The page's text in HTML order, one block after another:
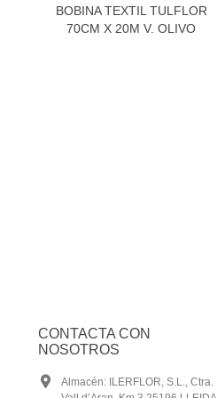
BOBINA TEXTIL TULFLOR
70CM X 20M V. OLIVO
CONTACTA CON
NOSOTROS
Almacén: ILERFLOR, S.L., Ctra.